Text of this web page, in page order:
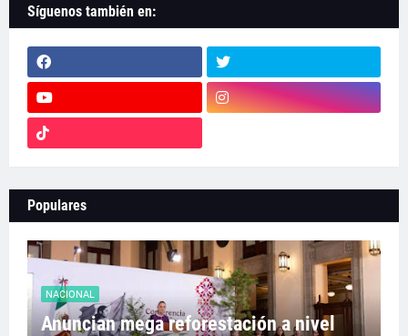
Síguenos también en:
Populares
NACIONAL
Anuncian mega reforestación a nivel